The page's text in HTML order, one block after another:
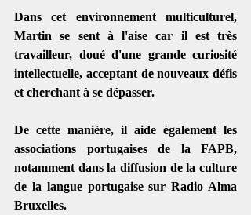
Dans cet environnement multiculturel,
Martin se sent à l'aise car il est très
travailleur, doué d'une grande curiosité
intellectuelle, acceptant de nouveaux défis
et cherchant à se dépasser.
De cette manière, il aide également les
associations portugaises de la FAPB,
notamment dans la diffusion de la culture
de la langue portugaise sur Radio Alma
Bruxelles.